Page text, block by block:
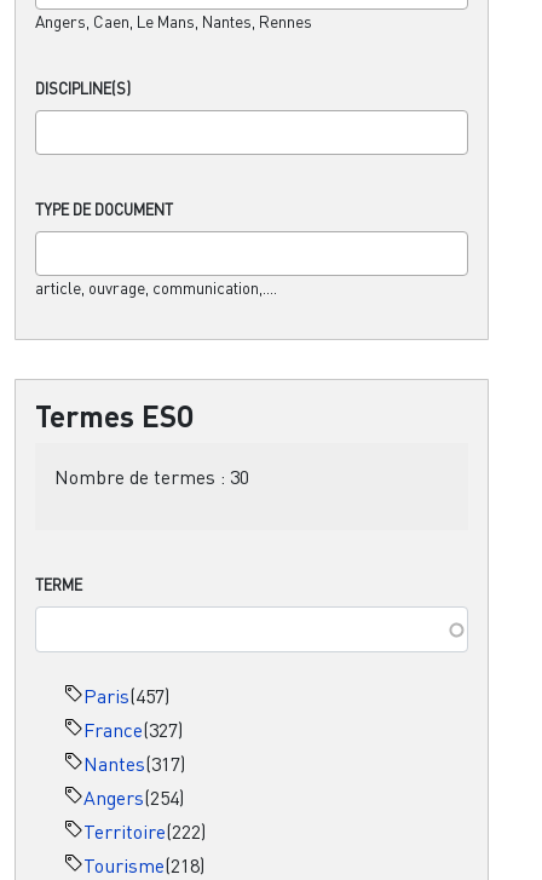
Angers, Caen, Le Mans, Nantes, Rennes
DISCIPLINE(S)
TYPE DE DOCUMENT
article, ouvrage, communication,....
Termes ESO
Nombre de termes : 30
TERME
Paris(457)
France(327)
Nantes(317)
Angers(254)
Territoire(222)
Tourisme(218)